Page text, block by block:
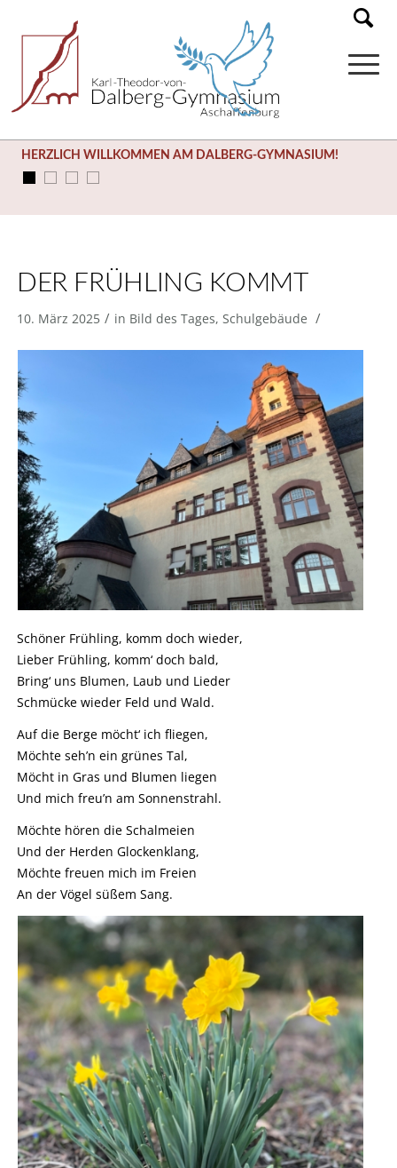
HERZLICH WILLKOMMEN AM DALBERG-GYMNASIUM!
DER FRÜHLING KOMMT
10. März 2025 / in Bild des Tages, Schulgebäude /
Schöner Frühling, komm doch wieder,
Lieber Frühling, komm‘ doch bald,
Bring‘ uns Blumen, Laub und Lieder
Schmücke wieder Feld und Wald.
Auf die Berge möcht‘ ich fliegen,
Möchte seh’n ein grünes Tal,
Möcht in Gras und Blumen liegen
Und mich freu’n am Sonnenstrahl.
Möchte hören die Schalmeien
Und der Herden Glockenklang,
Möchte freuen mich im Freien
An der Vögel süßem Sang.